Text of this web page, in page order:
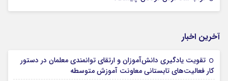
آخرین اخبار
تقویت یادگیری دانش‌آموزان و ارتقای توانمندی معلمان در دستور
کار فعالیت‌های تابستانی معاونت آموزش متوسطه